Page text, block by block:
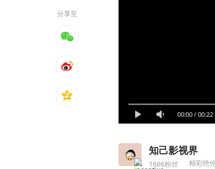
分享至
00:00/00:22
知己影视界
1666粉丝 精彩绝